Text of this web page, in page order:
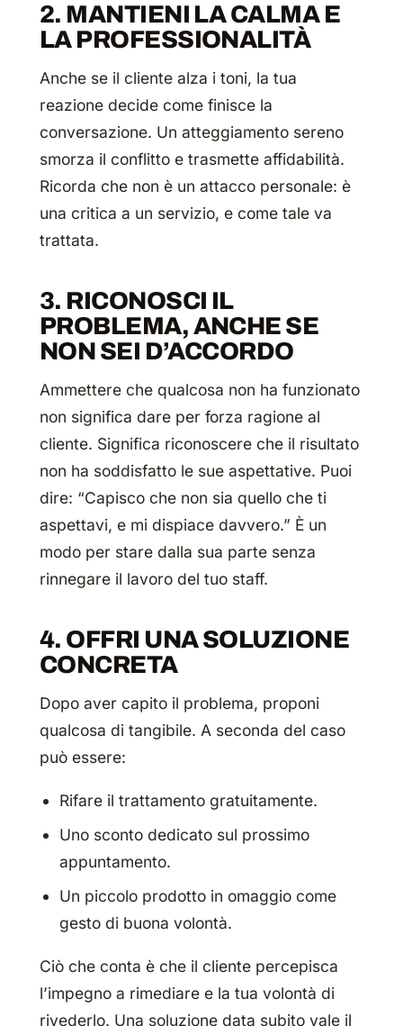
2. MANTIENI LA CALMA E
LA PROFESSIONALITÀ
Anche se il cliente alza i toni, la tua
reazione decide come finisce la
conversazione. Un atteggiamento sereno
smorza il conflitto e trasmette affidabilità.
Ricorda che non è un attacco personale: è
una critica a un servizio, e come tale va
trattata.
3. RICONOSCI IL
PROBLEMA, ANCHE SE
NON SEI D’ACCORDO
Ammettere che qualcosa non ha funzionato
non significa dare per forza ragione al
cliente. Significa riconoscere che il risultato
non ha soddisfatto le sue aspettative. Puoi
dire: “Capisco che non sia quello che ti
aspettavi, e mi dispiace davvero.” È un
modo per stare dalla sua parte senza
rinnegare il lavoro del tuo staff.
4. OFFRI UNA SOLUZIONE
CONCRETA
Dopo aver capito il problema, proponi
qualcosa di tangibile. A seconda del caso
può essere:
Rifare il trattamento gratuitamente.
Uno sconto dedicato sul prossimo
appuntamento.
Un piccolo prodotto in omaggio come
gesto di buona volontà.
Ciò che conta è che il cliente percepisca
l’impegno a rimediare e la tua volontà di
rivederlo. Una soluzione data subito vale il